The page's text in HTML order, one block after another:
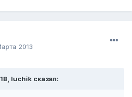
2013
luchik сказал: